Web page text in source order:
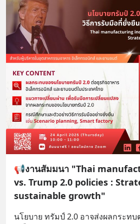
📢งานสัมมนา "Thai
vs. Trump 2.0 policies :
sustainable growth"
นโยบาย ทรัมป์ 2.0 อาจส่งผลกระท